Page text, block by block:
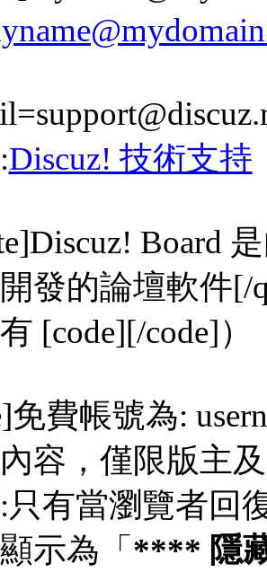
Discuz! 技術支持
Board
發的論壇軟件
[code][/code]）
免費帳號為:
容，僅限版主
只有當瀏覽者回
示為「 **** 隱